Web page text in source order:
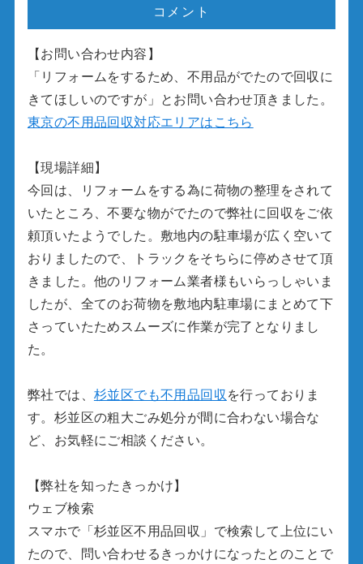
コメント
【お問い合わせ内容】
「リフォームをするため、不用品がでたので回収に
きてほしいのですが」とお問い合わせ頂きました。
東京の不用品回収対応エリアはこちら
【現場詳細】
今回は、リフォームをする為に荷物の整理をされて
いたところ、不要な物がでたので弊社に回収をご依
頼頂いたようでした。敷地内の駐車場が広く空いて
おりましたので、トラックをそちらに停めさせて頂
きました。他のリフォーム業者様もいらっしゃいま
したが、全てのお荷物を敷地内駐車場にまとめて下
さっていたためスムーズに作業が完了となりまし
た。
弊社では、 杉並区でも不用品回収を行っておりま
す。杉並区の粗大ごみ処分が間に合わない場合な
ど、お気軽にご相談ください。
【弊社を知ったきっかけ】
ウェブ検索
スマホで「杉並区不用品回収」で検索して上位にい
たので、問い合わせるきっかけになったとのことで